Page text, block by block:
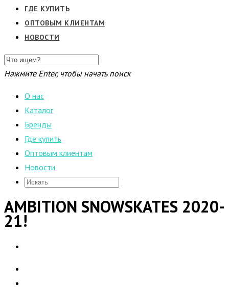
ГДЕ КУПИТЬ
ОПТОВЫМ КЛИЕНТАМ
НОВОСТИ
Нажмите Enter, чтобы начать поиск
О нас
Каталог
Бренды
Где купить
Оптовым клиентам
Новости
AMBITION SNOWSKATES 2020-
21!